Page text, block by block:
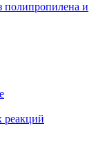
полипропилена и
реакций